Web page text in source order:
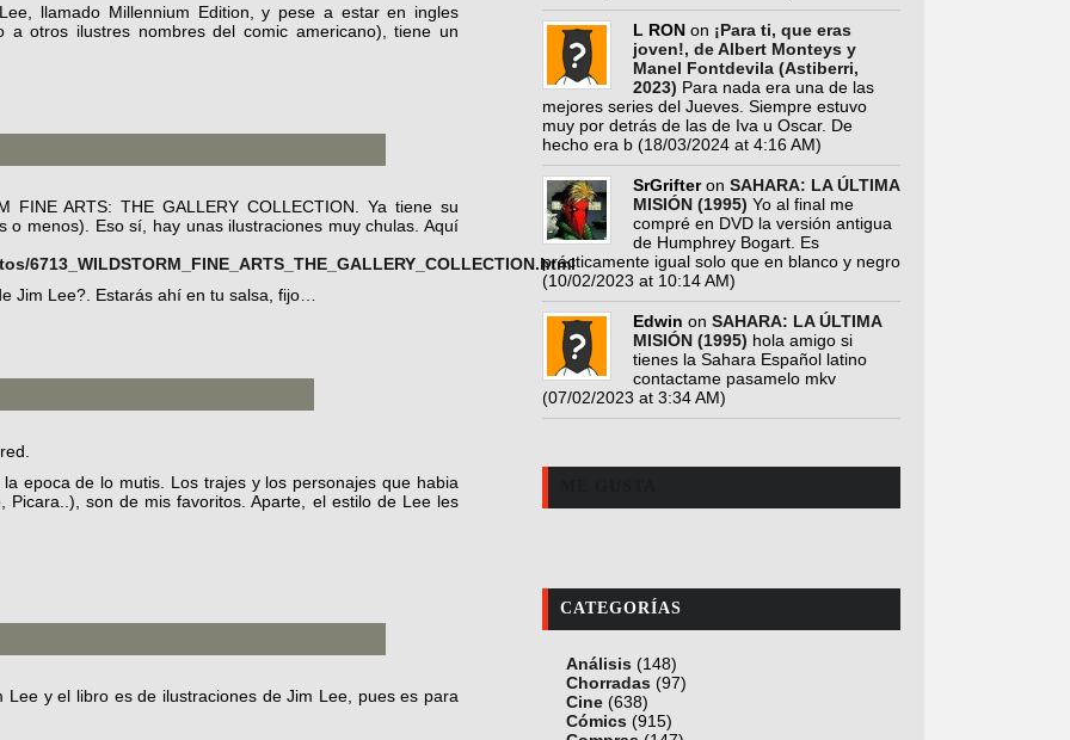
llamado Millennium Edition, y pese a estar en ingles
otros ilustres nombres del comic americano), tiene un
FINE ARTS: THE GALLERY COLLECTION. Ya tiene su
o menos). Eso sí, hay unas ilustraciones muy chulas. Aquí
6713_WILDSTORM_FINE_ARTS_THE_GALLERY_COLLECTION.html
Jim Lee?. Estarás ahí en tu salsa, fijo…
epoca de lo mutis. Los trajes y los personajes que habia
son de mis favoritos. Aparte, el estilo de Lee les
y el libro es de ilustraciones de Jim Lee, pues es para
L RON on ¡Para ti, que eras
joven!, de Albert Monteys y
Manel Fontdevila (Astiberri,
2023) Para nada era una de las
mejores series del Jueves. Siempre estuvo
muy por detrás de las de Iva u Oscar. De
hecho era b (18/03/2024 at 4:16 AM)
SrGrifteron SAHARA: LA ÚLTIMA
MISIÓN (1995) Yo al final me
compré en DVD la versión antigua
de Humphrey Bogart. Es
prácticamente igual solo que en blanco y negro
(10/02/2023 at 10:14 AM)
Edwin on SAHARA: LA ÚLTIMA
MISIÓN (1995) hola amigo si
tienes la Sahara Español latino
contactame pasamelo mkv
(07/02/2023 at 3:34 AM)
CATEGORÍAS
Análisis (148)
Chorradas (97)
Cine (638)
Cómics (915)